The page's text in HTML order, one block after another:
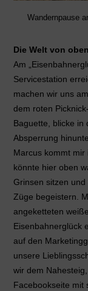
Wandernpause
Die Welt von oben
Am
Servicestation
machen wir uns
dem roten
Baguette, blicke in
Absperrung
Marcus kommt
könnte hier oben
Grinsen sitzen
Züge begeistern.
angeketteten
Eisenbahnerglück
auf den
unsere
wir dem
Facebookseite mit